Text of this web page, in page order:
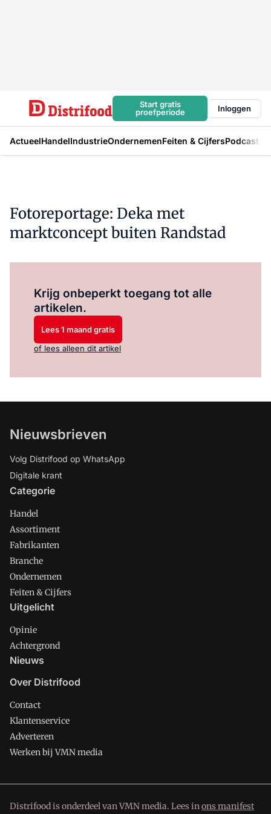
Start gratis
proefperiode
Inloggen
ActueelHandelIndustrieOndernemenFeiten & CijfersPodcast
Fotoreportage: Deka met
marktconcept buiten Randstad
Krijg onbeperkt toegang tot alle
artikelen.
Lees 1 maand gratis
of lees alleen dit artikel
Nieuwsbrieven
Volg Distrifood op WhatsApp
Digitale krant
Categorie
Handel
Assortiment
Fabrikanten
Branche
Ondernemen
Feiten & Cijfers
Uitgelicht
Opinie
Achtergrond
Nieuws
Over Distrifood
Contact
Klantenservice
Adverteren
Werken bij VMN media
Distrifood is onderdeel van VMN media. Lees inons manifest